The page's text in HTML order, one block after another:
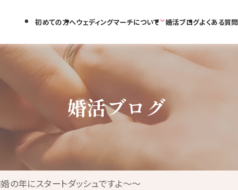
初めての方へウェディングマーチについて 婚活ブログよくある質問
婚活ブログ
年にスタートダッシュですよ～～